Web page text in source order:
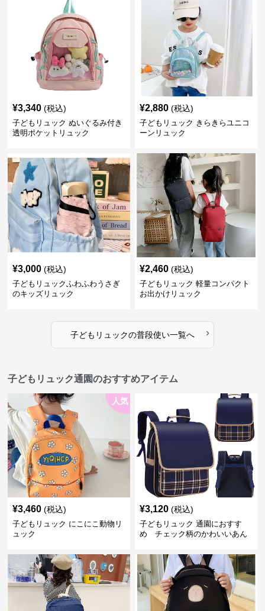
¥3,340 (税込)
子どもリュック ぬいぐるみ付き
透明ポケットリュック
¥2,880 (税込)
子どもリュック きらきらユニコ
ーンリュック
¥3,000 (税込)
子どもリュックふわふわうさぎ
のキッズリュック
¥2,460 (税込)
子どもリュック 軽量コンパクト
お出かけリュック
子どもリュックの普段使い一覧へ ›
子どもリュック通園のおすすめアイテム
人気
¥3,460 (税込)
子どもリュック にこにこ動物リ
ュック
¥3,120 (税込)
子どもリュック 通園におすす
め チェック柄のかわいいあん